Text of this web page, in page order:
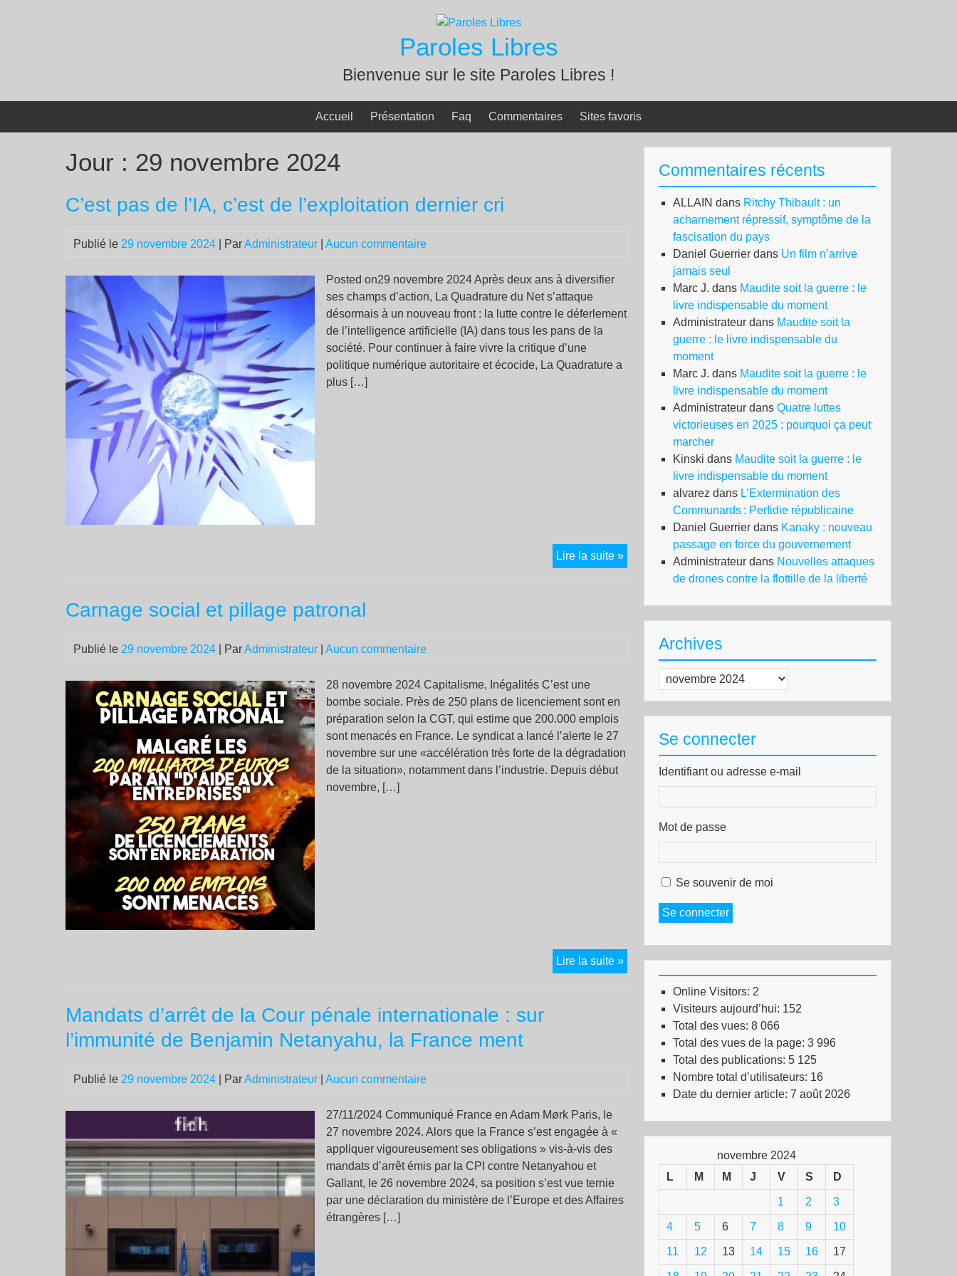
Paroles Libres
Bienvenue sur le site Paroles Libres !
Accueil Présentation Faq Commentaires Sites favoris
Jour : 29 novembre 2024
C’est pas de l’IA, c’est de l’exploitation dernier cri
Publié le 29 novembre 2024 | ParAdministrateur Aucun commentaire
Posted on29 novembre 2024 Après deux ans à diversifier
ses champs d’action, La Quadrature du Net s’attaque
désormais à un nouveau front : la lutte contre le déferlement
de l’intelligence artificielle (IA) dans tous les pans de la
société. Pour continuer à faire vivre la critique d’une
politique numérique autoritaire et écocide, La Quadrature a
plus […]
Lire la suite »C’est
pas
c’est
l’exploitation
Carnage social et pillage patronal
Publié le 29 novembre 2024 | ParAdministrateur Aucun commentaire
28 novembre 2024 Capitalisme, Inégalités C’est une
bombe sociale. Près de 250 plans de licenciement sont en
préparation selon la CGT, qui estime que 200.000 emplois
sont menacés en France. Le syndicat a lancé l’alerte le 27
novembre sur une «accélération très forte de la dégradation
de la situation», notamment dans l’industrie. Depuis début
novembre, […]
Lire la suite »Carnage
social
patronal
Mandats d’arrêt de la Cour pénale internationale : sur
l’immunité de Benjamin Netanyahu, la France ment
Publié le 29 novembre 2024 | ParAdministrateur Aucun commentaire
27/11/2024 Communiqué France en Adam Mørk Paris, le
27 novembre 2024. Alors que la France s’est engagée à «
appliquer vigoureusement ses obligations » vis-à-vis des
mandats d’arrêt émis par la CPI contre Netanyahou et
Gallant, le 26 novembre 2024, sa position s’est vue ternie
par une déclaration du ministère de l’Europe et des Affaires
étrangères […]
Commentaires récents
ALLAIN dans Ritchy Thibault : un
acharnement répressif, symptôme de la
fascisation du pays
Daniel Guerrier dans Un film n’arrive
jamais seul
Marc J. dans Maudite soit la guerre : le
livre indispensable du moment
Administrateur dans Maudite soit la
guerre : le livre indispensable du
moment
Marc J. dans Maudite soit la guerre : le
livre indispensable du moment
Administrateur dans Quatre luttes
victorieuses en 2025 : pourquoi ça peut
marcher
Kinski dans Maudite soit la guerre : le
livre indispensable du moment
alvarez dans L’Extermination des
Communards : Perfidie républicaine
Daniel Guerrier dans Kanaky : nouveau
passage en force du gouvernement
Administrateur dans Nouvelles attaques
de drones contre la flottille de la liberté
Archives
Archives
Se connecter
Identifiant ou adresse e-mail
Mot de passe
Se souvenir de moi
Se connecter
Online Visitors: 2
Visiteurs aujourd’hui: 152
Total des vues: 8 066
Total des vues de la page: 3 996
Total des publications: 5 125
Nombre total d’utilisateurs: 16
Date du dernier article: 7 août 2026
novembre 2024
L
M M J V S D
1 2 3
4 5 6 7 8 9 10
11 12 13 14 15 16 17